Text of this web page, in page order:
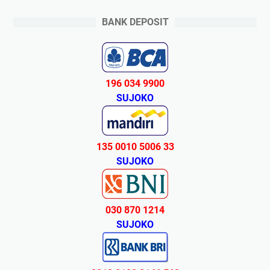
BANK DEPOSIT
196 034 9900
SUJOKO
135 0010 5006 33
SUJOKO
030 870 1214
SUJOKO